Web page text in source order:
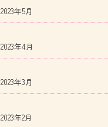
2023年5月
2023年4月
2023年3月
2023年2月